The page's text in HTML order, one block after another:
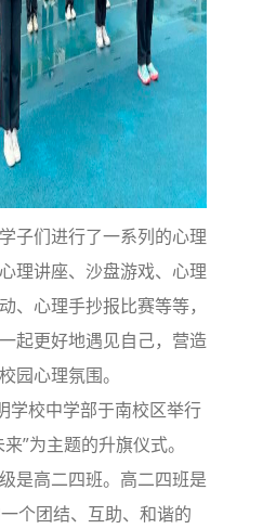
子们进行了一系列的心理
理讲座、沙盘游戏、心理
、心理手抄报比赛等等，
起更好地遇见自己，营造
园心理氛围。
学校中学部于南校区举行
”为主题的升旗仪式。
是高二四班。高二四班是
个团结、互助、和谐的